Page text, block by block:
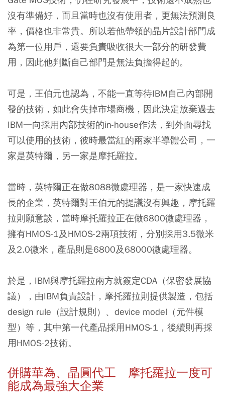
沒有準備好，而且當時也沒有使用者，更無法預測良
率，價格也非常貴。所以若他帶領的晶片設計部門成
為第一位用戶，還要負責吸收很大一部分的研發費
用，因此他判斷自己部門是無法負擔得起的。
可是，王伯元也認為，不能一直等待IBM自己內部開
發的技術，如此會失掉市場商機，因此決定放棄過去
IBM一向採用內部技術的in-house作法，到外面尋找
可以使用的技術，彼時最當紅的兩家半導體公司，一
家是英特爾，另一家是摩托羅拉。
當時，英特爾正在做8088微處理器，是一家快速成
長的企業，英特爾對王伯元的提議沒有興趣，摩托羅
拉則願意談，當時摩托羅拉正在做6800微處理器，
擁有HMOS-1及HMOS-2兩項技術，分別採用3.5微米
及2.0微米，產品則是6800及68000微處理器。
於是，IBM與摩托羅拉兩方就簽定CDA（保密發展協
議），由IBM負責設計，摩托羅拉則提供製造，包括
design rule（設計規則）、device model（元件模
型）等，其中第一代產品採用HMOS-1，後續則再採
用HMOS-2技術。
併購華為、晶圓代工 摩托羅拉一度可
能成為最強大企業